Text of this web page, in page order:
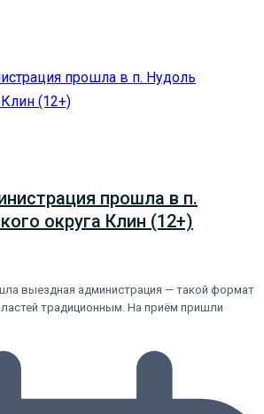
прошла в п.
округа Клин (12+)
выездная администрация — такой формат
традиционным. На приём пришли